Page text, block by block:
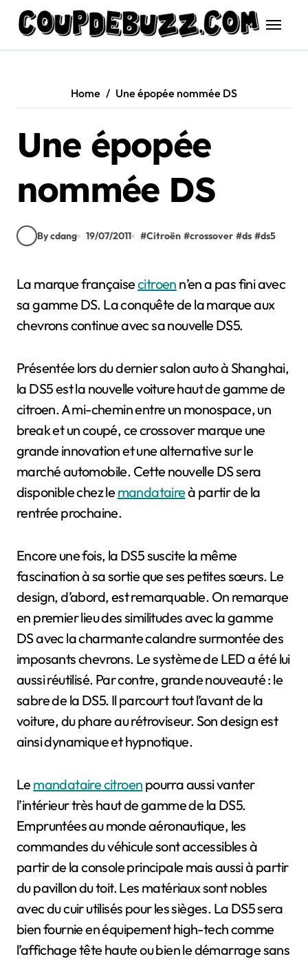
content
Home Une épopée nommée DS
Une épopée
nommée DS
By cdang 19/07/2011 #Citroën #crossover #ds #ds5
La marque françaisecitroen n’en a pas fini avec
sa gamme DS. La conquête de la marque aux
chevrons continue avec sa nouvelle DS5.
Présentée lors du dernier salon auto à Shanghai,
la DS5 est la nouvelle voiture haut de gamme de
citroen. A mi-chemin entre un monospace, un
break et un coupé, ce crossover marque une
grande innovation et une alternative sur le
marché automobile. Cette nouvelle DS sera
disponible chez le mandataireà partir de la
rentrée prochaine.
Encore une fois, la DS5 suscite la même
fascination à sa sortie que ses petites sœurs. Le
design, d’abord, est remarquable. On remarque
en premier lieu des similitudes avec la gamme
DS avec la charmante calandre surmontée des
imposants chevrons. Le système de LED a été lui
aussi réutilisé. Par contre, grande nouveauté : le
sabre de la DS5. Il parcourt tout l’avant de la
voiture, du phare au rétroviseur. Son design est
ainsi dynamique et hypnotique.
Le mandataire citroen pourra aussi vanter
l’intérieur très haut de gamme de la DS5.
Empruntées au monde aéronautique, les
commandes du véhicule sont accessibles à
partir de la console principale mais aussi à partir
du pavillon du toit. Les matériaux sont nobles
avec du cuir utilisés pour les sièges. La DS5 sera
bien fournie en équipement high-tech comme
l’affichage tête haute ou bien le démarrage sans